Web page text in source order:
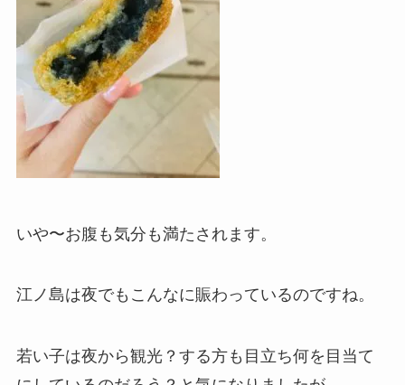
いや〜お腹も気分も満たされます。
江ノ島は夜でもこんなに賑わっているのですね。
若い子は夜から観光？する方も目立ち何を目当て